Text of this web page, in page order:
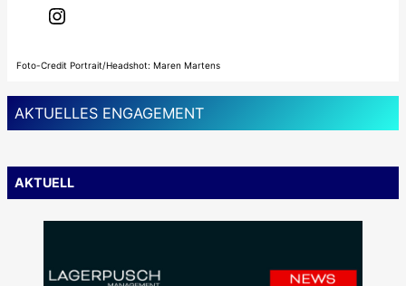
Instagram
Foto-Credit Portrait/Headshot: Maren Martens
AKTUELLES ENGAGEMENT
AKTUELL